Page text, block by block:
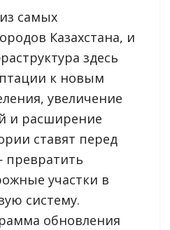
самых
Казахстана, и
здесь
к новым
увеличение
и расширение
ставят перед
превратить
участки в
систему.
обновления